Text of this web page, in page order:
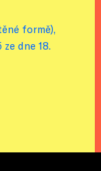
formě),
dne 18.